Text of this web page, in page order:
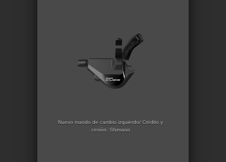
Nuevo mando de cambio izquierdo/ Crédito y
cesión: Shimano